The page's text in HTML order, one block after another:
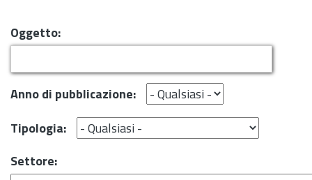
Oggetto:
Anno di pubblicazione:
Tipologia:
Settore: